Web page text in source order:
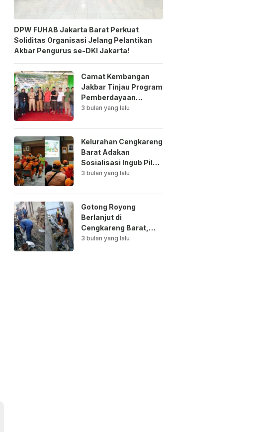
DPW FUHAB Jakarta Barat Perkuat
Soliditas Organisasi Jelang Pelantikan
Akbar Pengurus se-DKI Jakarta!
Camat Kembangan
Jakbar Tinjau Program
Pemberdayaan
Lingkungan di Bale
3 bulan yang lalu
Kelurahan Cengkareng
Barat Adakan
Sosialisasi Ingub Pilah
Sampah Kepada PPSU
3 bulan yang lalu
Gotong Royong
Berlanjut di
Cengkareng Barat,
Saluran Air
3 bulan yang lalu